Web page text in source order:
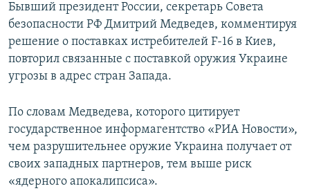
Бывший президент России, секретарь Совета
безопасности РФ Дмитрий Медведев, комментируя
решение о поставках истребителей F-16 в Киев,
повторил связанные с поставкой оружия Украине
угрозы в адрес стран Запада.
По словам Медведева, которого цитирует
государственное информагентство «РИА Новости»,
чем разрушительнее оружие Украина получает от
своих западных партнеров, тем выше риск
«ядерного апокалипсиса».